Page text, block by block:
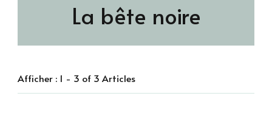
La bête noire
Afficher : 1 - 3 of 3 Articles